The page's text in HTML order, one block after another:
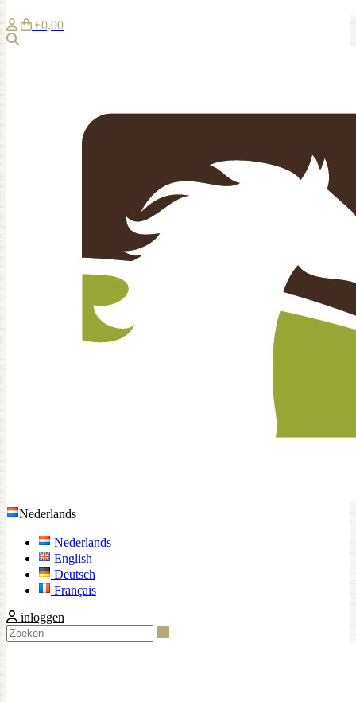
€0,00
Nederlands
Nederlands
English
Deutsch
Français
inloggen